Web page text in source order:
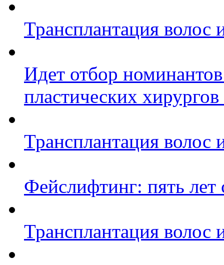
Трансплантация волос
Идет отбор
пластических
Трансплантация волос
Фейслифтинг: пять лет
Трансплантация волос